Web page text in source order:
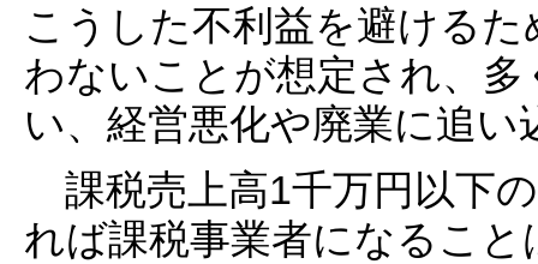
こうした不利益を避ける
わないことが想定され、
い、経営悪化や廃業に追
課税売上高1千万円以下
れば課税事業者になるこ